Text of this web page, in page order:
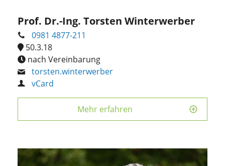
Prof. Dr.-Ing. Torsten Winterwerber
0981 4877-211
50.3.18
nach Vereinbarung
torsten.winterwerber
vCard
Mehr erfahren